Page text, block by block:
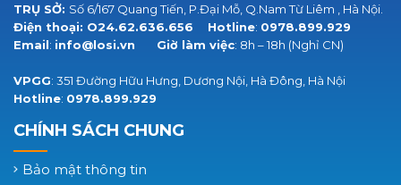
TRỤ SỞ: Số 6/167 Quang Tiến, P.Đại Mỗ, Q.Nam Từ Liêm , Hà Nội.
Điện thoại: O24.62.636.656 Hotline: 0978.899.929
Email: info@losi.vn Giờ làm việc: 8h – 18h (Nghỉ CN)
VPGG: 351 Đường Hữu Hưng, Dương Nội, Hà Đông, Hà Nội
Hotline: 0978.899.929
CHÍNH SÁCH CHUNG
Bảo mật thông tin